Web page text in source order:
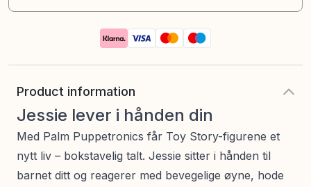
Product information
Jessie lever i hånden din
Med Palm Puppetronics får Toy Story-figurene et
nytt liv – bokstavelig talt. Jessie sitter i hånden til
barnet ditt og reagerer med bevegelige øyne, hode